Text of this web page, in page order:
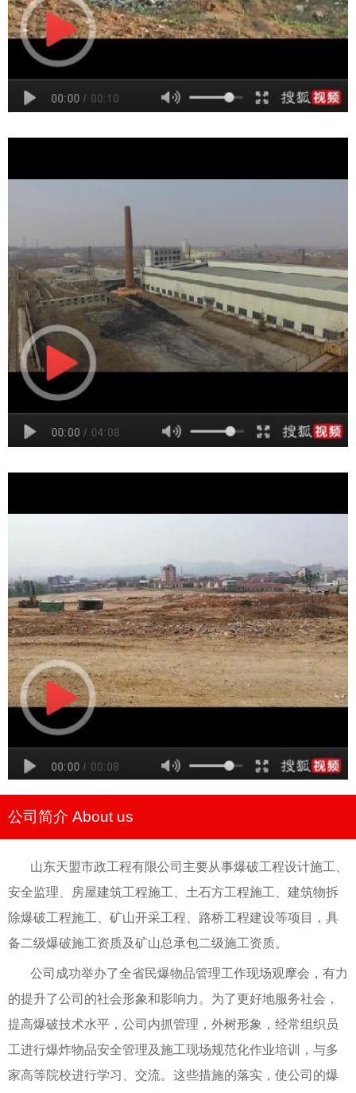
公司简介 About us
山东天盟市政工程有限公司主要从事爆破工程设计施工、
安全监理、房屋建筑工程施工、土石方工程施工、建筑物拆
除爆破工程施工、矿山开采工程、路桥工程建设等项目，具
备二级爆破施工资质及矿山总承包二级施工资质。
公司成功举办了全省民爆物品管理工作现场观摩会，有力
的提升了公司的社会形象和影响力。为了更好地服务社会，
提高爆破技术水平，公司内抓管理，外树形象，经常组织员
工进行爆炸物品安全管理及施工现场规范化作业培训，与多
家高等院校进行学习、交流。这些措施的落实，使公司的爆